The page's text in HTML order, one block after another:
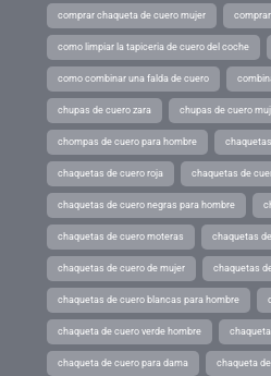
comprar chaqueta de cuero mujer
como limpiar la tapiceria de cuero del coche
como combinar una falda de cuero
chupas de cuero zara chupas de cuero
chompas de cuero para hombre
chaquetas de cuero roja chaquetas de
chaquetas de cuero negras para hombre
chaquetas de cuero moteras chaquetas
chaquetas de cuero de mujer chaquetas
chaquetas de cuero blancas para hombre
chaqueta de cuero verde hombre
chaqueta de cuero para dama chaqueta